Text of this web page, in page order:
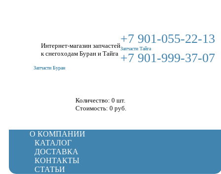
Интернет-магазин запчастей
к снегоходам Буран и Тайга
+7 901-055-22-13
Запчасти Тайга
+7 901-999-37-07
Запчасти Буран
Количество: 0 шт.
Стоимость: 0 руб.
О КОМПАНИИ
КАТАЛОГ
ДОСТАВКА
КОНТАКТЫ
СТАТЬИ